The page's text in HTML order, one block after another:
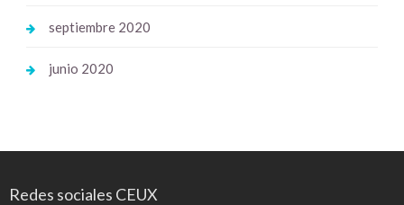
septiembre 2020
junio 2020
Redes sociales CEUX